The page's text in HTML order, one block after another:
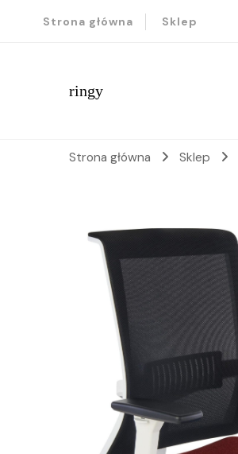
Strona główna Sklep
ringy
Strona główna Sklep